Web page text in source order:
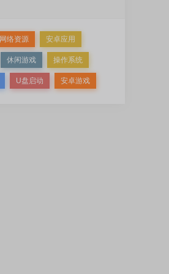
网络资源 安卓应用
休闲游戏 操作系统
U盘启动 安卓游戏